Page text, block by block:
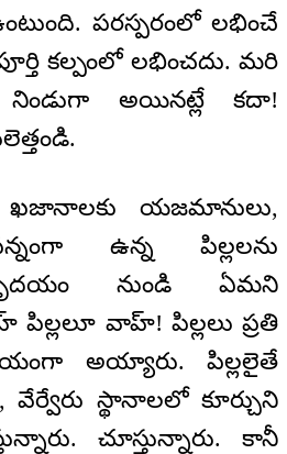
పరస్పరంలో లభించే
కల్పంలో లభించదు. మరి
అయినట్లే కదా!
యజమానులు,
ఉన్న పిల్లలను
హృదయం నుండి ఏమని
పిల్లలూ వాహ్! పిల్లలు ప్రతి
అయ్యారు. పిల్లలైతే
స్థానాలలో కూర్చుని
చూస్తున్నారు. కానీ